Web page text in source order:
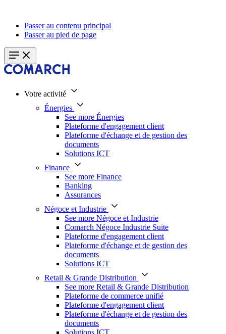
Passer au contenu principal
Passer au pied de page
Votre activité
Énergies
See more Énergies
Plateforme d'engagement client
Plateforme d'échange et de gestion des
documents
Solutions ICT
Finance
See more Finance
Banking
Assurances
Négoce et Industrie
See more Négoce et Industrie
Comarch Négoce Industrie Suite
Plateforme d'engagement client
Plateforme d'échange et de gestion des
documents
Solutions ICT
Retail & Grande Distribution
See more Retail & Grande Distribution
Plateforme de commerce unifié
Plateforme d'engagement client
Plateforme d'échange et de gestion des
documents
Solutions ICT